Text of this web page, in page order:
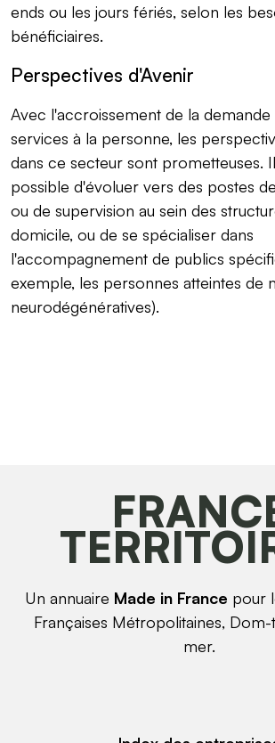
ends ou les jours fériés, selon les
bénéficiaires.
Perspectives d'Avenir
Avec l'accroissement de la
services à la personne, les
dans ce secteur sont prometteuses.
possible d'évoluer vers des postes
ou de supervision au sein des
domicile, ou de se spécialiser dans
l'accompagnement de publics
exemple, les personnes atteintes de
neurodégénératives).
Un annuaire Made in France pour
Françaises Métropolitaines,
mer.